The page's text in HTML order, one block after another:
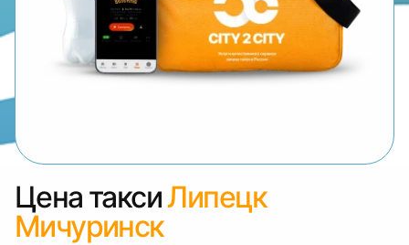
Цена таксиЛипецк
Мичуринск